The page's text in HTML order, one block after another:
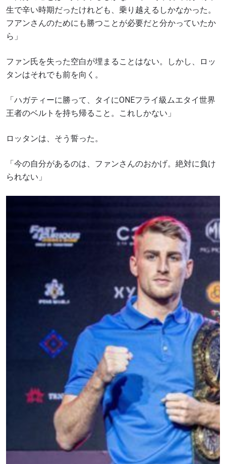
生で辛い時期だったけれども、乗り越えるしかなかった。
フアンさんのためにも勝つことが必要だと分かっていたか
ら」
ファン氏を失った空白が埋まることはない。しかし、ロッ
タンはそれでも前を向く。
「ハガティーに勝って、タイにONEフライ級ムエタイ世界
王者のベルトを持ち帰ること。これしかない」
ロッタンは、そう誓った。
「今の自分があるのは、ファンさんのおかげ。絶対に負け
られない」
対戦相手
大会
最新情報をゲット
ONEチャンピオンシップとどこでも一緒！ 最新ニ
席をゲットするため今すぐ登録を！
Eメール
名前（ローマ字で記入）
このフォームを送信することにより、お客様は当
社の
に基づく情報の収集、
使用および開示に同意したことになります。お客
様は、いつでも配信を停止することができます。